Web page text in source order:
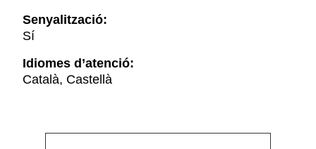
Senyalització:
Sí
Idiomes d’atenció:
Català, Castellà